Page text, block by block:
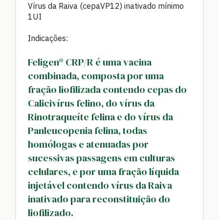
Vírus da Raiva (cepaVP12) inativado mínimo
1UI
Indicações:
Feligen® CRP/R é uma vacina
combinada, composta por uma
fração liofilizada contendo cepas do
Calicivírus felino, do vírus da
Rinotraqueíte felina e do vírus da
Panleucopenia felina, todas
homólogas e atenuadas por
sucessivas passagens em culturas
celulares, e por uma fração líquida
injetável contendo vírus da Raiva
inativado para reconstituição do
liofilizado.